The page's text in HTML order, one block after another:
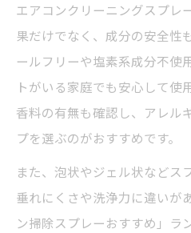
エアコンクリーニングスプレ
果だけでなく、成分の安全性
ールフリーや塩素系成分不使
トがいる家庭でも安心して使
香料の有無も確認し、アレル
プを選ぶのがおすすめです。
また、泡状やジェル状などス
垂れにくさや洗浄力に違いが
ン掃除スプレーおすすめ」ラ